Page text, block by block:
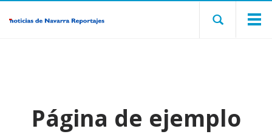
Página de ejemplo